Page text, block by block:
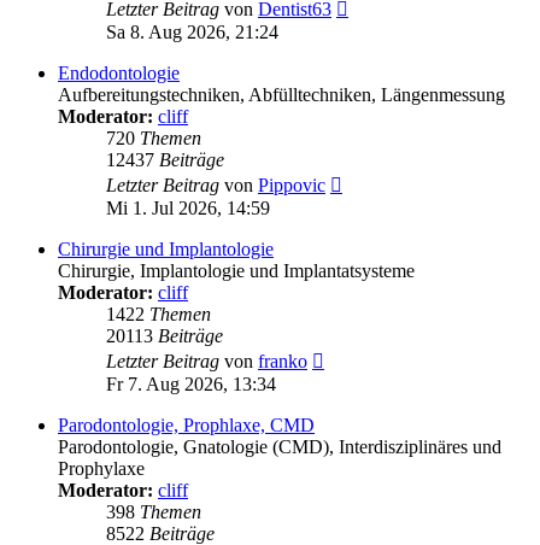
Letzter Beitrag von Dentist63
Sa 8. Aug 2026, 21:24
Endodontologie
Aufbereitungstechniken, Abfülltechniken, Längenmessung
Moderator: cliff
720 Themen
12437 Beiträge
Letzter Beitrag von Pippovic
Mi 1. Jul 2026, 14:59
Chirurgie und Implantologie
Chirurgie, Implantologie und Implantatsysteme
Moderator: cliff
1422 Themen
20113 Beiträge
Letzter Beitrag von franko
Fr 7. Aug 2026, 13:34
Parodontologie, Prophlaxe, CMD
Parodontologie, Gnatologie (CMD), Interdisziplinäres und
Prophylaxe
Moderator: cliff
398 Themen
8522 Beiträge